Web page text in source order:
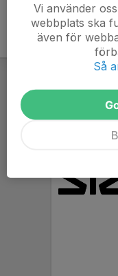
Vi använder
webbplats ska
även för
Så